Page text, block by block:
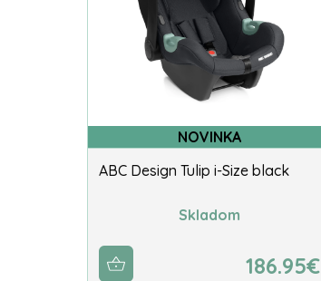
NOVINKA
ABC Design Tulip i-Size black
Skladom
186.95€